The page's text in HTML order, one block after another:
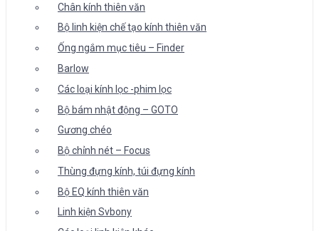
Chân kính thiên văn
Bộ linh kiện chế tạo kính thiên văn
Ống ngắm mục tiêu – Finder
Barlow
Các loại kính lọc -phim lọc
Bộ bám nhật động – GOTO
Gương chéo
Bộ chỉnh nét – Focus
Thùng đựng kính, túi đựng kính
Bộ EQ kính thiên văn
Linh kiện Svbony